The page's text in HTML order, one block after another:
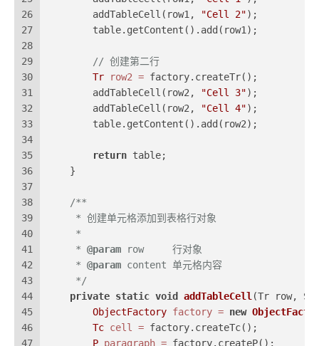
26
27
28
29
30
31
32
33
34
35
36
37
38
39
40
41
42
43
44
45
46
47
        addTableCell(row1,
"Cell 2");
        table.getContent().add(row1);
// 创建第二行
Tr
row2 = factory.createTr();
        addTableCell(row2,
"Cell 3");
        addTableCell(row2,
"Cell 4");
        table.getContent().add(row2);
return table;
    }
/**
     * 创建单元格添加到表格行对象
     *
     *
@param row     行对象
     *
@param content 单元格内容
     */
private static void addTableCell (Tr row,
ObjectFactory factory = new
Tc cell = factory.createTc();
P paragraph = factory.createP();